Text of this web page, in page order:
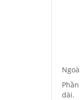
dài.